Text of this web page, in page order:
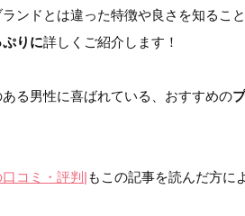
ンドとは違った特徴や良さを知るこ
りに詳しくご紹介します！
る男性に喜ばれている、おすすめの
コミ・評判|もこの記事を読んだ方に